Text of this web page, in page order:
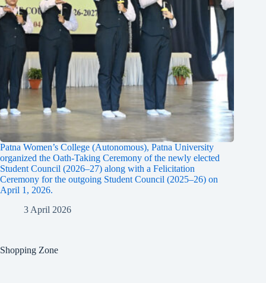
Patna Women’s College (Autonomous), Patna University
organized the Oath-Taking Ceremony of the newly elected
Student Council (2026–27) along with a Felicitation
Ceremony for the outgoing Student Council (2025–26) on
April 1, 2026.
3 April 2026
Shopping Zone